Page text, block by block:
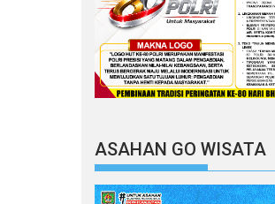
ASAHAN GO WISATA